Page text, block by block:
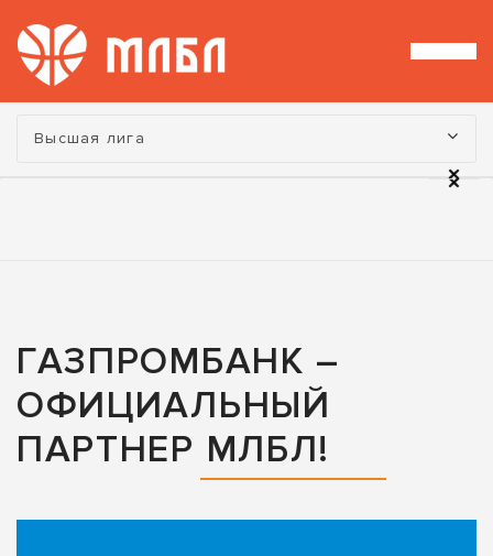
Турнир:
Высшая лига
ГАЗПРОМБАНК –
ОФИЦИАЛЬНЫЙ
ПАРТНЕР МЛБЛ!